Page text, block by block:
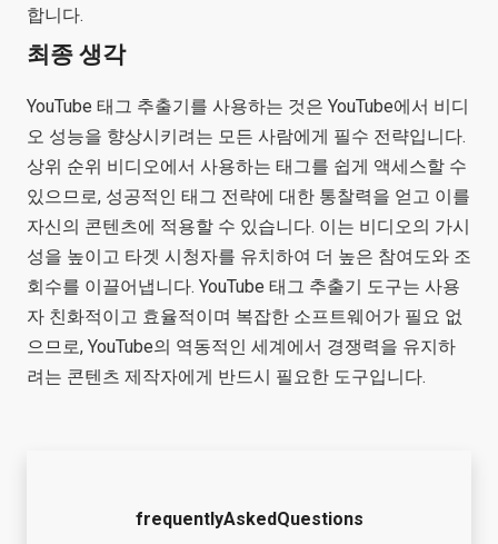
합니다.
최종 생각
YouTube 태그 추출기를 사용하는 것은 YouTube에서 비디
오 성능을 향상시키려는 모든 사람에게 필수 전략입니다.
상위 순위 비디오에서 사용하는 태그를 쉽게 액세스할 수
있으므로, 성공적인 태그 전략에 대한 통찰력을 얻고 이를
자신의 콘텐츠에 적용할 수 있습니다. 이는 비디오의 가시
성을 높이고 타겟 시청자를 유치하여 더 높은 참여도와 조
회수를 이끌어냅니다. YouTube 태그 추출기 도구는 사용
자 친화적이고 효율적이며 복잡한 소프트웨어가 필요 없
으므로, YouTube의 역동적인 세계에서 경쟁력을 유지하
려는 콘텐츠 제작자에게 반드시 필요한 도구입니다.
frequentlyAskedQuestions